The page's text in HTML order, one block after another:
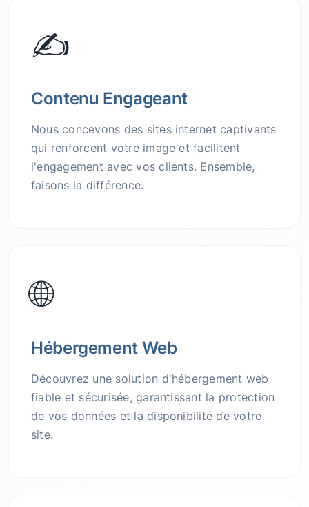
✍️
Contenu Engageant
Nous concevons des sites internet captivants
qui renforcent votre image et facilitent
l'engagement avec vos clients. Ensemble,
faisons la différence.
🌐
Hébergement Web
Découvrez une solution d'hébergement web
fiable et sécurisée, garantissant la protection
de vos données et la disponibilité de votre
site.